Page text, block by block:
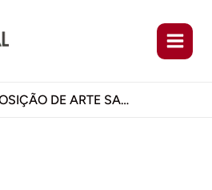
EXPOSIÇÃO DE ARTE SACRA “GRANDES SÃO AS OBRAS DO SENHOR” – MUNICÍPIO DO SABUGAL